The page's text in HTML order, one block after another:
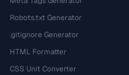
Robots.txt Generator
.gitignore Generator
HTML Formatter
CSS Unit Converter